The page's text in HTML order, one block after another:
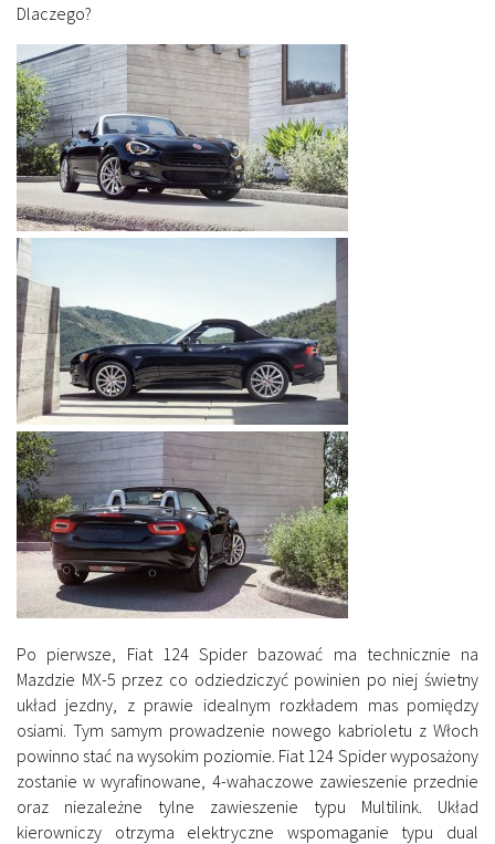
Dlaczego?
Po pierwsze, Fiat 124 Spider bazować ma technicznie na
Mazdzie MX-5 przez co odziedziczyć powinien po niej świetny
układ jezdny, z prawie idealnym rozkładem mas pomiędzy
osiami. Tym samym prowadzenie nowego kabrioletu z Włoch
powinno stać na wysokim poziomie. Fiat 124 Spider wyposażony
zostanie w wyrafinowane, 4-wahaczowe zawieszenie przednie
oraz niezależne tylne zawieszenie typu Multilink. Układ
kierowniczy otrzyma elektryczne wspomaganie typu dual